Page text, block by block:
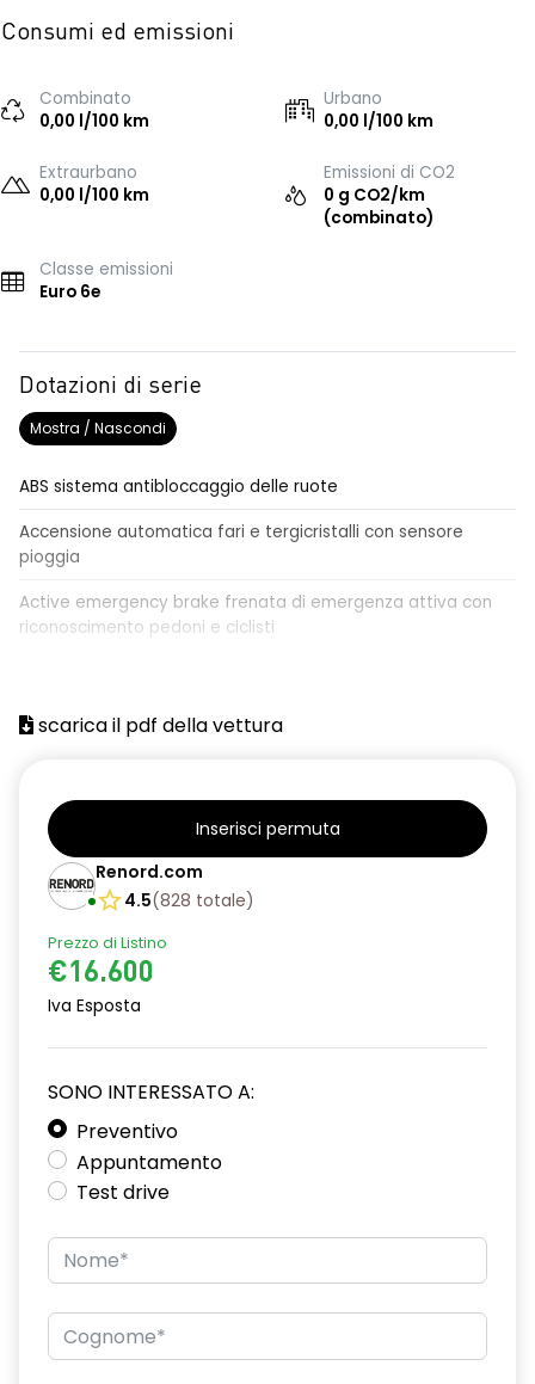
Consumi ed emissioni
Combinato
0,00 l/100 km
Urbano
0,00 l/100 km
Extraurbano
0,00 l/100 km
Emissioni di CO2
0 g CO2/km
(combinato)
Classe emissioni
Euro 6e
Dotazioni di serie
Mostra / Nascondi
ABS sistema antibloccaggio delle ruote
Accensione automatica fari e tergicristalli con sensore
pioggia
Active emergency brake frenata di emergenza attiva con
riconoscimento pedoni e ciclisti
Airbag laterali a tendina anteriori e posteriori
Alzacristalli elettrici posteriori
Bracciolo anteriore con vano portaoggetti
Cerchi da 16”
Chiave pieghevole a 3 pulsanti
Design cerchi flexwheel ATARA
Distance warning avviso distanza di sicurezza
Driver display con schermo TFT da 3,5''
Emergency call soggetto alla disponibilità di rete
compatibile 2G/3G o 4G/5G in base al veicolo
Firma luminosa pixelata con fari full LED
scarica il pdf della vettura
Inserisci permuta
Renord.com
4.5(828 totale)
Prezzo di Listino
€16.600
Iva Esposta
SONO INTERESSATO A:
Preventivo
Appuntamento
Test drive